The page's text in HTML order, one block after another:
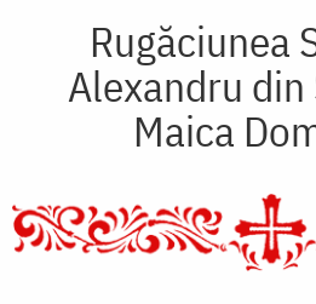
Rugăciunea
Alexandru
Maica